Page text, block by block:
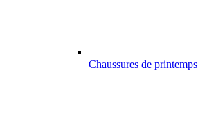
Chaussures de printemps